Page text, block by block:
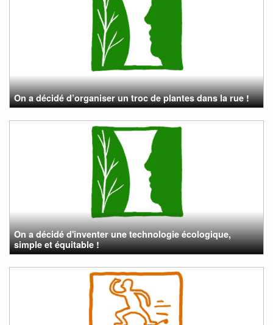
On a décidé d’organiser un troc de plantes dans la rue !
On a décidé d'inventer une technologie écologique,
simple et équitable !